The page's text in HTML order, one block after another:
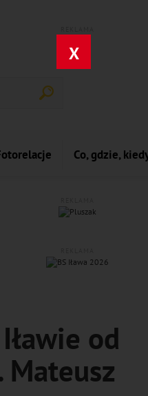
X
Co, gdzie,
od